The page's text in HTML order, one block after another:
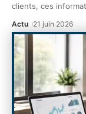
clients, ces
Actu 21 juin 2026